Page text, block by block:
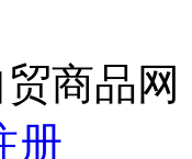
商品网
册